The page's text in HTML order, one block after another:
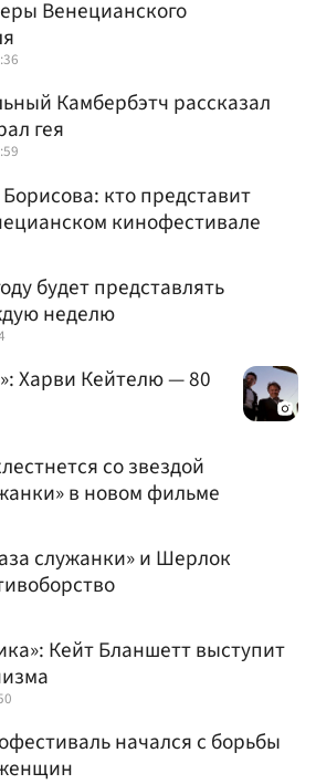
Венецианского
Камбербэтч рассказал
гея
кто представит
кинофестивале
будет представлять
неделю
Харви Кейтелю — 80
со звездой
в новом фильме
служанки» и Шерлок
Кейт Бланшетт выступит
начался с борьбы